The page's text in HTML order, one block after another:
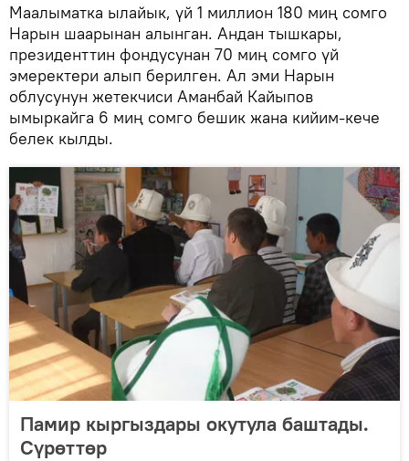
Маалыматка ылайык, үй 1 миллион 180 миң сомго
Нарын шаарынан алынган. Андан тышкары,
президенттин фондусунан 70 миң сомго үй
эмеректери алып берилген. Ал эми Нарын
облусунун жетекчиси Аманбай Кайыпов
ымыркайга 6 миң сомго бешик жана кийим-кече
белек кылды.
Памир кыргыздары окутула баштады.
Сүрөттөр